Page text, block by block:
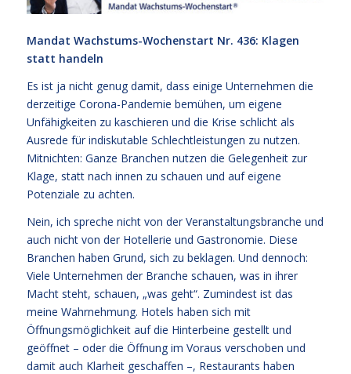
Mandat Wachstums-Wochenstart Nr. 436: Klagen
statt handeln
Es ist ja nicht genug damit, dass einige Unternehmen die
derzeitige Corona-Pandemie bemühen, um eigene
Unfähigkeiten zu kaschieren und die Krise schlicht als
Ausrede für indiskutable Schlechtleistungen zu nutzen.
Mitnichten: Ganze Branchen nutzen die Gelegenheit zur
Klage, statt nach innen zu schauen und auf eigene
Potenziale zu achten.
Nein, ich spreche nicht von der Veranstaltungsbranche und
auch nicht von der Hotellerie und Gastronomie. Diese
Branchen haben Grund, sich zu beklagen. Und dennoch:
Viele Unternehmen der Branche schauen, was in ihrer
Macht steht, schauen, „was geht“. Zumindest ist das
meine Wahrnehmung. Hotels haben sich mit
Öffnungsmöglichkeit auf die Hinterbeine gestellt und
geöffnet – oder die Öffnung im Voraus verschoben und
damit auch Klarheit geschaffen –, Restaurants haben